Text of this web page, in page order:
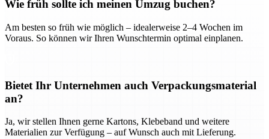
Wie früh sollte ich meinen Umzug buchen?
Am besten so früh wie möglich – idealerweise 2–4 Wochen im
Voraus. So können wir Ihren Wunschtermin optimal einplanen.
Bietet Ihr Unternehmen auch Verpackungsmaterial
an?
Ja, wir stellen Ihnen gerne Kartons, Klebeband und weitere
Materialien zur Verfügung – auf Wunsch auch mit Lieferung.